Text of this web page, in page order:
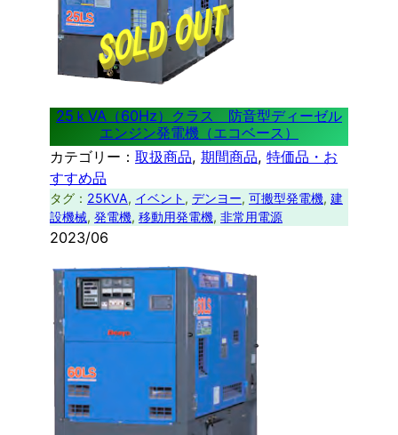
25ｋVA（60Hz）クラス 防音型ディーゼル
エンジン発電機（エコベース）
カテゴリー： 取扱商品, 期間商品, 特価品・お
すすめ品
タグ： 25KVA, イベント , デンヨー, 可搬型発電機, 建
設機械, 発電機, 移動用発電機, 非常用電源
2023/06